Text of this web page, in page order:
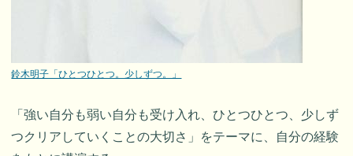
鈴木明子「ひとつひとつ。少しずつ。」
「強い自分も弱い自分も受け入れ、ひとつひとつ、少しず
つクリアしていくことの大切さ」をテーマに、自分の経験